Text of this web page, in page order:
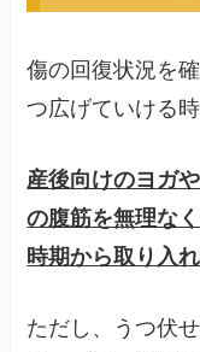
傷の回復状況を
つ広げていける時
産後向けのヨガ
の腹筋を無理な
時期から取り入
ただし、うつ伏